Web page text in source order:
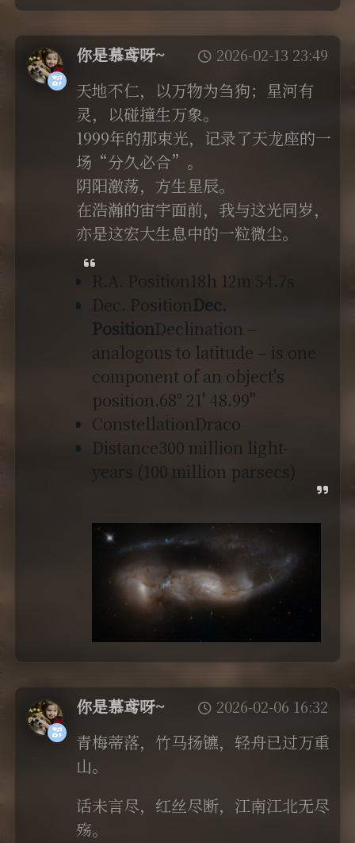
你是慕鸢呀~ 2026-02-13 23:49
天地不仁，以万物为刍狗；星河有
灵，以碰撞生万象。
1999年的那束光，记录了天龙座的一
场“分久必合”。
阴阳激荡，方生星辰。
在浩瀚的宙宇面前，我与这光同岁，
亦是这宏大生息中的一粒微尘。
R.A. Position18h 12m 54.7s
Dec. PositionDec.
PositionDeclination –
analogous to latitude – is one
component of an object's
position.68° 21' 48.99"
ConstellationDraco
Distance300 million light-
years (100 million parsecs)
你是慕鸢呀~ 2026-02-06 16:32
青梅蒂落，竹马扬镳，轻舟已过万重
山。
话未言尽，红丝尽断，江南江北无尽
殇。